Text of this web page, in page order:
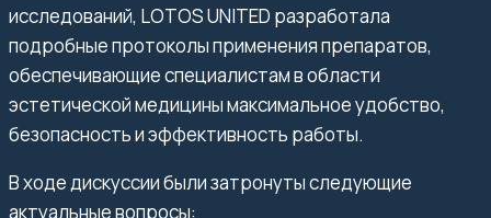
исследований, LOTOS UNITED разработала
подробные протоколы применения препаратов,
обеспечивающие специалистам в области
эстетической медицины максимальное удобство,
безопасность и эффективность работы.
В ходе дискуссии были затронуты следующие
актуальные вопросы: